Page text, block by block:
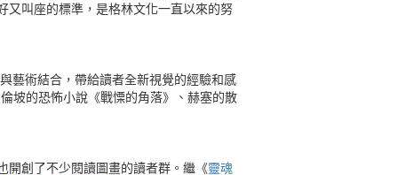
又叫座的標準，是格林文化一直以來的努
藝術結合，帶給讀者全新視覺的經驗和感
坡的恐怖小說《戰慄的角落》、赫塞的散
開創了不少閱讀圖畫的讀者群。繼《靈魂